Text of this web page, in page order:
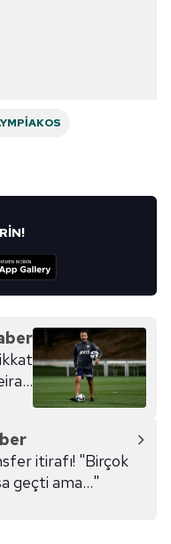
itirafı! "Birçok
geçti ama..."